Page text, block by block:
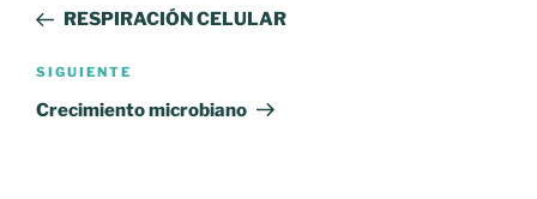
entradas
anterior:
RESPIRACIÓN CELULAR
Siguiente
entrada
SIGUIENTE
Crecimiento microbiano